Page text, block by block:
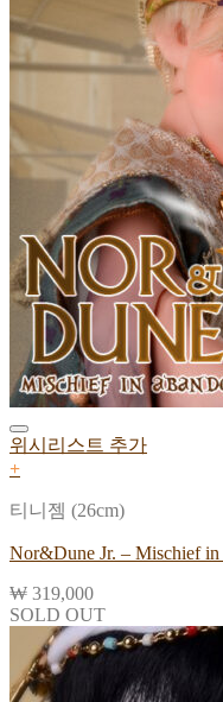
위시리스트 추가
+
티니젬 (26cm)
Nor&Dune Jr. – Mischief in
₩ 319,000
SOLD OUT